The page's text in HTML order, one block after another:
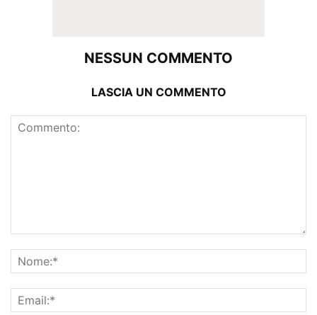
NESSUN COMMENTO
LASCIA UN COMMENTO